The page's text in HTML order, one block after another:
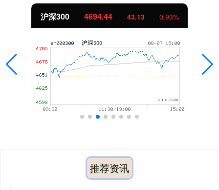
北证50 1134.24 11.37 1.01%
推荐资讯